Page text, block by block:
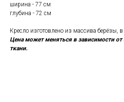
ширина - 77 см
глубина - 72 см
Кресло изготовлено из массива берёзы,
Цена может меняться в зависимости
ткани.